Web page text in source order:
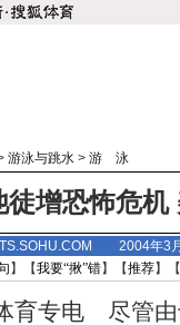
游泳与跳水 > 游 泳
徒增恐怖危机
2004年3
】【我要“揪”错】【推荐】
专电 尽管由